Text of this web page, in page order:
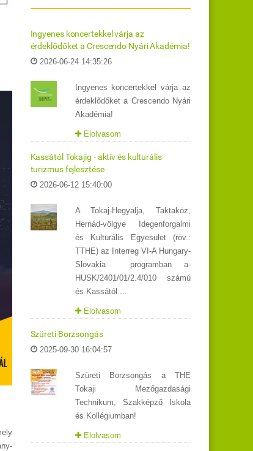
Ingyenes koncertekkel várja az
érdeklődőket a Crescendo Nyári Akadémia!
2026-06-24 14:35:26
Ingyenes koncertekkel várja az
érdeklődőket a Crescendo Nyári
Akadémia!
Elolvasom
Kassától Tokajig - aktív és kulturális
turizmus fejlesztése
2026-06-12 15:40:00
A Tokaj-Hegyalja, Taktaköz,
Hernád-völgye Idegenforgalmi
és Kulturális Egyesület (röv.:
TTHE) az Interreg VI-A Hungary-
Slovakia programban a-
HUSK/2401/01/2.4/010 számú
és Kassától ...
Elolvasom
Szüreti Borzsongás
2025-09-30 16:04:57
Szüreti Borzsongás a THE
Tokaji Mezőgazdasági
Technikum, Szakképző Iskola
és Kollégiumban!
Elolvasom